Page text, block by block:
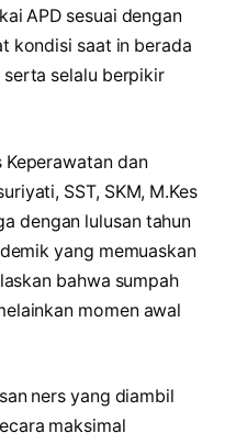
APD sesuai dengan
kondisi saat in berada
serta selalu berpikir
Keperawatan dan
SST, SKM, M.Kes
dengan lulusan tahun
yang memuaskan
bahwa sumpah
momen awal
ners yang diambil
maksimal